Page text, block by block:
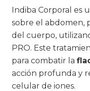
Indiba Corporal es
sobre el abdomen,
del cuerpo,
PRO. Este
para combatir la
acción profunda y
celular de iones.